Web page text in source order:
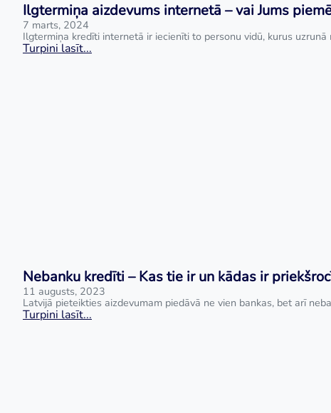
Ilgtermiņa aizdevums internetā – vai Jums
7 marts, 2024
Ilgtermiņa kredīti internetā ir iecienīti to personu vidū, kurus
Turpini lasīt...
Nebanku kredīti – Kas tie ir un kādas ir
11 augusts, 2023
Latvijā pieteikties aizdevumam piedāvā ne vien bankas, bet arī
Turpini lasīt...